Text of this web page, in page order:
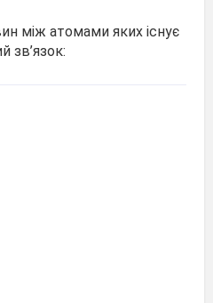
між атомами яких існує
зв’язок: